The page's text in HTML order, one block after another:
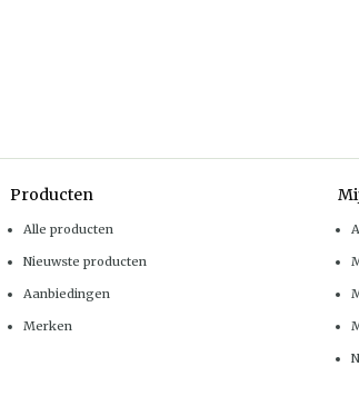
Producten
Alle producten
Nieuwste producten
Aanbiedingen
Merken